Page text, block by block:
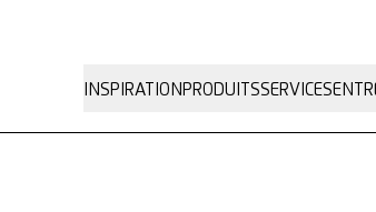
INSPIRATION PRODUITSSERVICES